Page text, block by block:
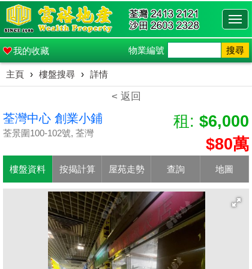
我的收藏 物業編號 搜尋
主頁 › 樓盤搜尋 › 詳情
< 返回
荃灣中心 創業小鋪
荃景圍100-102號, 荃灣
租: $6,000
$80萬
樓盤資料 按揭計算 屋苑走勢 查詢 地圖